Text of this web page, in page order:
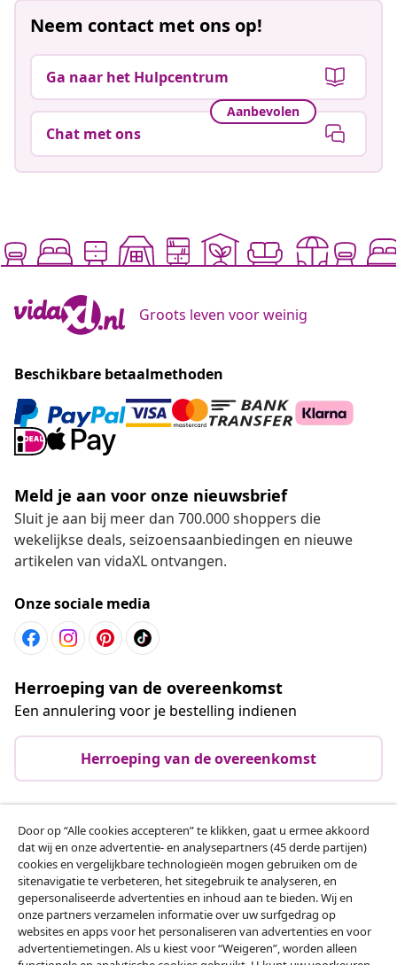
Neem contact met ons op!
Ga naar het Hulpcentrum
Aanbevolen
Chat met ons
Groots leven voor weinig
Beschikbare betaalmethoden
Meld je aan voor onze nieuwsbrief
Sluit je aan bij meer dan 700.000 shoppers die
wekelijkse deals, seizoensaanbiedingen en nieuwe
artikelen van vidaXL ontvangen.
Onze sociale media
Herroeping van de overeenkomst
Een annulering voor je bestelling indienen
Herroeping van de overeenkomst
Klantenservice
Zakelijk
vidaXL
Door op “Alle cookies accepteren” te klikken, gaat u ermee akkoord
dat wij en onze advertentie- en analysepartners (45 derde partijen)
cookies en vergelijkbare technologieën mogen gebruiken om de
sitenavigatie te verbeteren, het sitegebruik te analyseren, en
gepersonaliseerde advertenties en inhoud aan te bieden. Wij en
onze partners verzamelen informatie over uw surfgedrag op
websites en apps voor het personaliseren van advertenties en voor
advertentiemetingen. Als u kiest voor “Weigeren”, worden alleen